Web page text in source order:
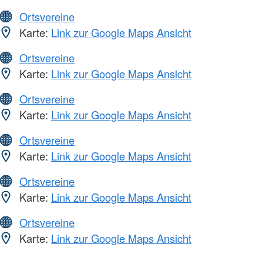
Ortsvereine
Karte: Link zur Google Maps Ansicht
Ortsvereine
Karte: Link zur Google Maps Ansicht
Ortsvereine
Karte: Link zur Google Maps Ansicht
Ortsvereine
Karte: Link zur Google Maps Ansicht
Ortsvereine
Karte: Link zur Google Maps Ansicht
Ortsvereine
Karte: Link zur Google Maps Ansicht